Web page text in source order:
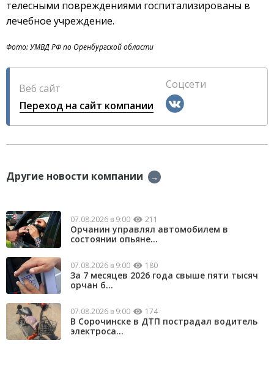
телесными повреждениями госпитализированы в
лечебное учреждение.
Фото: УМВД РФ по Оренбургской области
Веб сайт
Переход на сайт компании
Соцсети
Другие новости компании →
07.08.2026 в 9:00 211
Орчанин управлял автомобилем в
состоянии опьяне...
07.08.2026 в 9:00 180
За 7 месяцев 2026 года свыше пяти тысяч
орчан б...
07.08.2026 в 9:00 174
В Сорочинске в ДТП пострадал водитель
электроса...